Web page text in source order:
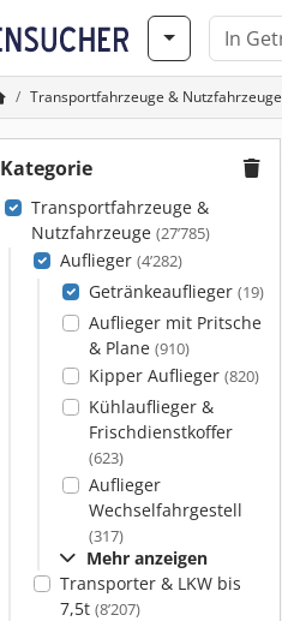
Transportfahrzeuge & Nutzfahrzeuge
Kategorie
Transportfahrzeuge &
Nutzfahrzeuge (27’785)
Auflieger (4’282)
Getränkeauflieger (19)
Auflieger mit Pritsche
& Plane (910)
Kipper Auflieger (820)
Kühlauflieger &
Frischdienstkoffer
(623)
Auflieger
Wechselfahrgestell
(317)
Mehr anzeigen
Transporter & LKW bis
7,5t (8’207)